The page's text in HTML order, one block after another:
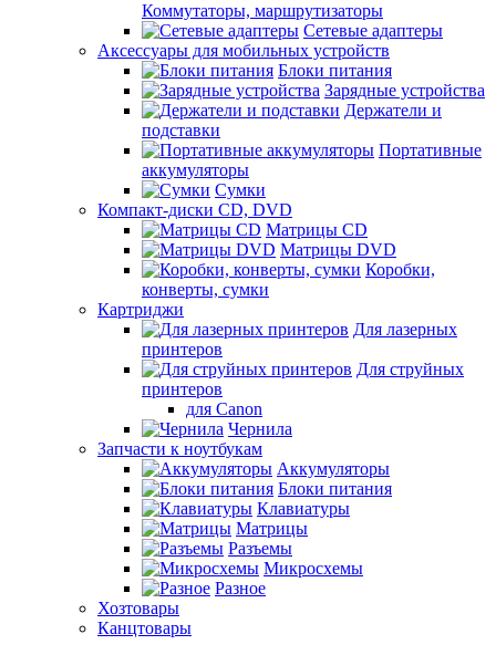
Коммутаторы, маршрутизаторы
Сетевые адаптеры
Аксессуары для мобильных устройств
Блоки питания
Зарядные устройства
Держатели и
подставки
Портативные
аккумуляторы
Сумки
Компакт-диски CD, DVD
Матрицы CD
Матрицы DVD
Коробки,
конверты, сумки
Картриджи
Для лазерных
принтеров
Для струйных
принтеров
для Canon
Чернила
Запчасти к ноутбукам
Аккумуляторы
Блоки питания
Клавиатуры
Матрицы
Разъемы
Микросхемы
Разное
Хозтовары
Канцтовары